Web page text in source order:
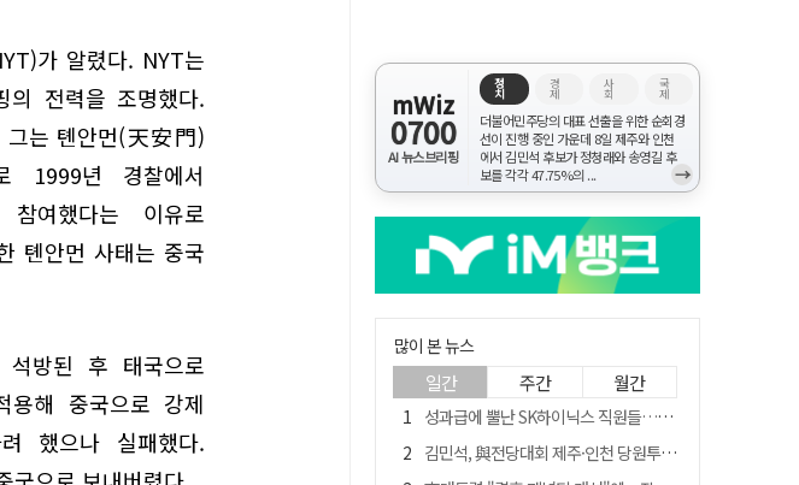
가 알렸다. NYT는
의 전력을 조명했다.
그는 톈안먼(天安門)
1999년 경찰에서
여했다는 이유로
톈안먼 사태는 중국
방된 후 태국으로
용해 중국으로 강제
했으나 실패했다.
mWiz
0700
AI 뉴스브리핑
정
치
경
제
사
회
국
제
더불어민주당의 대표 선출을 위한 순회경
선이 진행 중인 가운데 8일 제주와 인천
에서 김민석 후보가 정청래와 송영길 후
보를 각각 47.75%의 ...
→
많이 본 뉴스
일간 주간 월간
성과급에 뿔난 SK하이닉스 직원들…3500명 모여 '새 노조' 만든다
김민석, 與전당대회 제주·인천 당원투표서 승리…누적 득표는 '초박빙'